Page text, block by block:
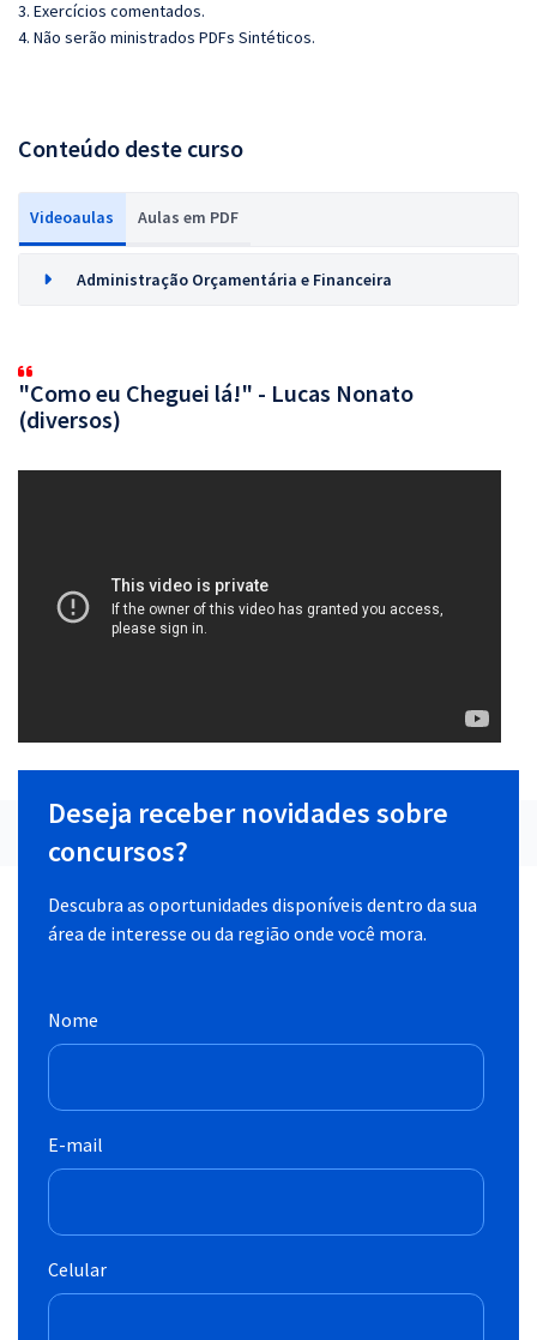
3. Exercícios comentados.
4. Não serão ministrados PDFs Sintéticos.
Conteúdo deste curso
Videoaulas Aulas em PDF
Administração Orçamentária e Financeira
"Como eu Cheguei lá!" - Lucas Nonato
(diversos)
Deseja receber novidades sobre
concursos?
Descubra as oportunidades disponíveis dentro da sua
área de interesse ou da região onde você mora.
Nome
E-mail
Celular